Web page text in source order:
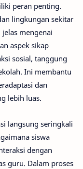
peran penting.
lingkungan sekitar
mengenai
aspek sikap
sosial, tanggung
Ini membantu
dan
lebih luas.
langsung seringkali
siswa
dengan
guru. Dalam proses